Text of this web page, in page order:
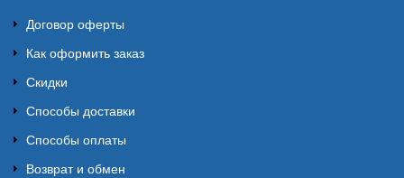
Договор оферты
Как оформить заказ
Скидки
Способы доставки
Способы оплаты
Возврат и обмен